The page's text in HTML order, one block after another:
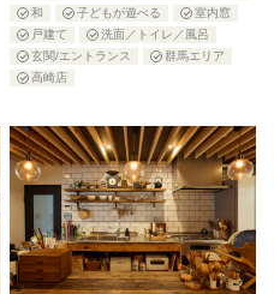
和
子どもが遊べる
室内窓
戸建て
洗面／トイレ／風呂
玄関/エントランス
群馬エリア
高崎店